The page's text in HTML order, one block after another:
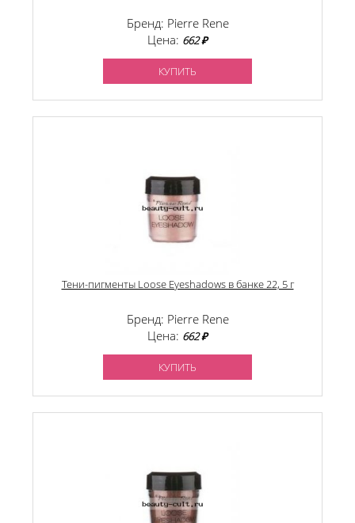
Бренд: Pierre Rene
Цена: 662 ₽
КУПИТЬ
Тени-пигменты Loose Eyeshadows в банке 22, 5 г
Бренд: Pierre Rene
Цена: 662 ₽
КУПИТЬ